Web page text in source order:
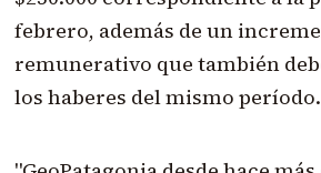
febrero, además de un
remunerativo que también
los haberes del mismo período.